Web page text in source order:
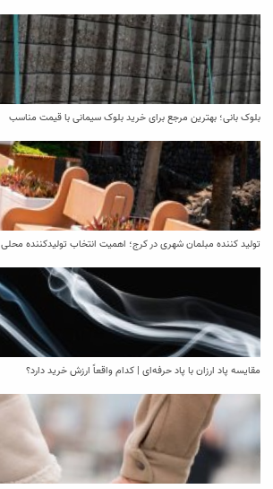
بلوک بانی؛ بهترین مرجع برای خرید بلوک سیمانی با قیمت مناسب
تولید کننده مبلمان شهری در کرج؛ اهمیت انتخاب تولیدکننده محلی
مقایسه پاد ارزان با پاد حرفه‌ای | کدام واقعاً ارزش خرید دارد؟